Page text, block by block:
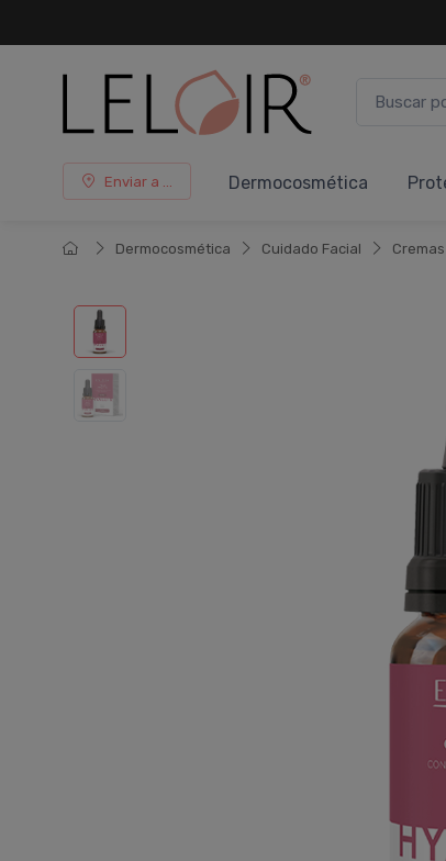
Enviar a ... Dermocosmética
Dermocosmética Cuidado Facial